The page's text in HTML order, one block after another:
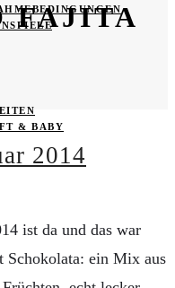
& BABY
FAJITA
2014
ist da und das war
Schokolata: ein Mix aus